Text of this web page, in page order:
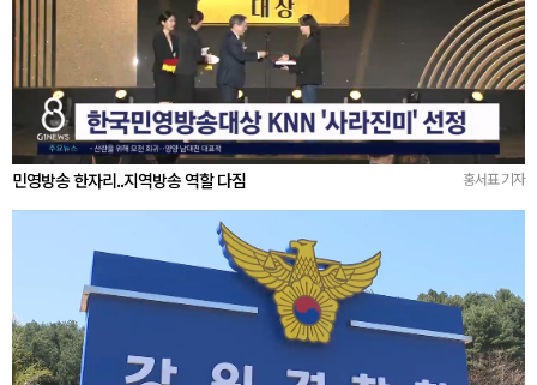
민영방송 한자리..지역방송 역할 다짐 홍서표 기자